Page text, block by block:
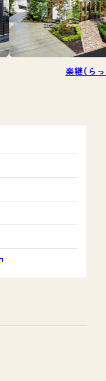
楽継（らっけい）